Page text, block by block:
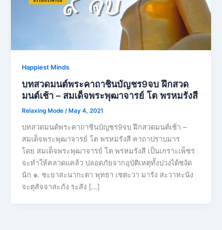
Happiest Minds
บทสวดมนต์พระคาถาชินบัญชร9จบ ฝึกสวด
มนต์เช้า – สมเด็จพระพุฒาจารย์ โต พรหมรังสี
Relaxing Mode/ May 4, 2021
บทสวดมนต์พระคาถาชินบัญชร9จบ ฝึกสวดมนต์เช้า –
สมเด็จพระพุฒาจารย์ โต พรหมรังสี คาถาปราบมาร
โดย สมเด็จพระพุฒาจารย์ โต พรหมรังสี เป็นเกราะเพ็ชร
จะทำให้คลาดแคล้ว ปลอดภัยจากอุบัติเหตุทั้งปวงได้ชงัด
นัก ๑. ชะยาสะนากะตา พุทธา เชตะวา มารัง สะวาหะนัง
จะตุสัจจาสะภัง ระสัง […]